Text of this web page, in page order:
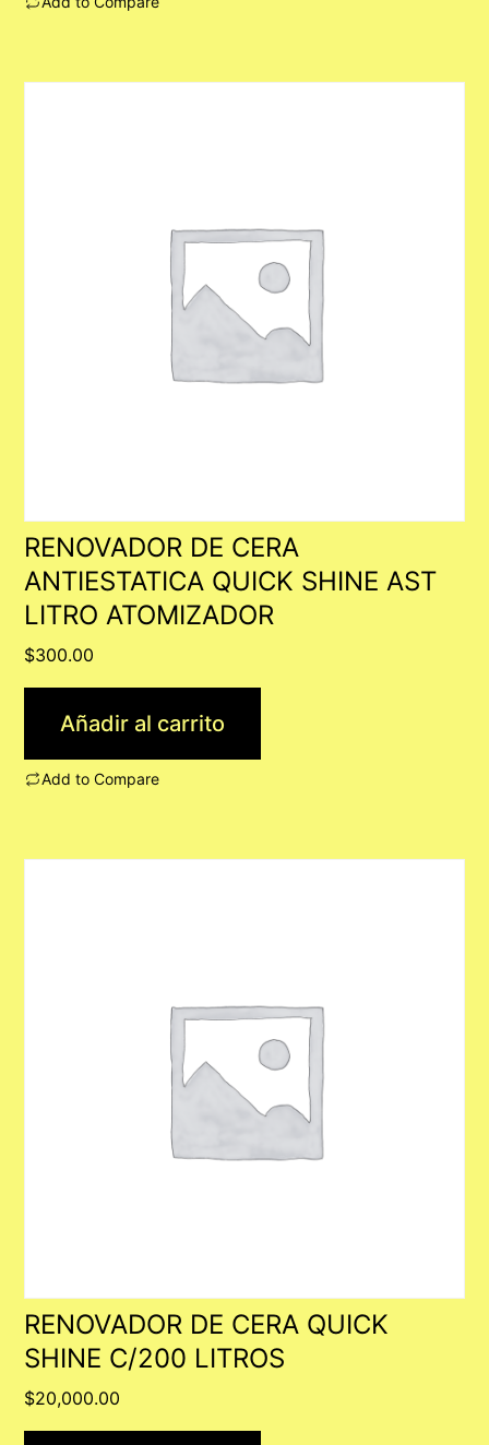
RENOVADOR DE CERA
ANTIESTATICA QUICK SHINE AST
LITRO ATOMIZADOR
$300.00
Añadir al carrito
Add to Compare
RENOVADOR DE CERA QUICK
SHINE C/200 LITROS
$20,000.00